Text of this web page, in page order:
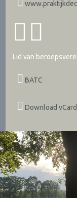
Lid van
BATC
Download